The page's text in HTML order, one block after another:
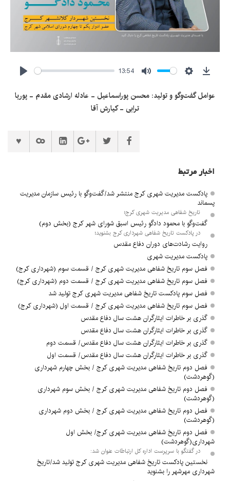
13:54
عوامل گفت‌وگو و تولید: محسن پوراسماعیل - عادله ارشادی مقدم - پوریا
ترابی - کیارش آقا
اخبار مرتبط
پادکست مدیریت شهری کرج منتشر شد/گفت‌وگو با رئیس سازمان مدیریت
پسماند
تاریخ شفاهی مدیریت شهری کرج؛
گفت‌وگو با محمود دادگو رئیس اسبق شورای شهر کرج (بخش دوم)
در پادکست تاریخ شفاهی شهرداری کرج بشنوید؛
روایت رشادت‌های دوران دفاع مقدس
پادکست مدیریت شهری
فصل سوم تاریخ شفاهی مدیریت شهری کرج / قسمت سوم (شهرداری کرج)
فصل سوم تاریخ شفاهی مدیریت شهری کرج / قسمت دوم (شهرداری کرج)
فصل سوم پادکست تاریخ شفاهی مدیریت شهری کرج تولید شد
فصل سوم تاریخ شفاهی مدیریت شهری کرج / قسمت اول (شهرداری کرج)
گذری بر خاطرات ایثارگران هشت سال دفاع مقدس
گذری بر خاطرات ایثارگران هشت سال دفاع مقدس
گذری بر خاطرات ایثارگران هشت سال دفاع مقدس/ قسمت دوم
گذری بر خاطرات ایثارگران هشت سال دفاع مقدس/ قسمت اول
فصل دوم تاریخ شفاهی مدیریت شهری کرج / بخش چهارم شهرداری
(گوهردشت)
فصل دوم تاریخ شفاهی مدیریت شهری کرج / بخش سوم شهرداری
(گوهردشت)
فصل دوم تاریخ شفاهی مدیریت شهری کرج / بخش دوم شهرداری
(گوهردشت)
فصل دوم تاریخ شفاهی مدیریت شهری کرج/ بخش اول
شهرداری‌(گوهردشت)
در گفتگو با سرپرست اداره کل ارتباطات عنوان شد:
نخستین پادکست تاریخ شفاهی مدیریت شهری کرج تولید شد/تاریخ
شهرداری مهرشهر را بشنوید